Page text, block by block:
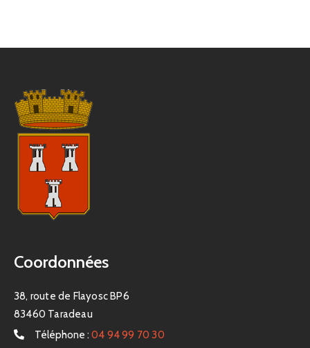
Coordonnées
38, route de Flayosc BP6
83460 Taradeau
Téléphone : 04 94 99 70 30